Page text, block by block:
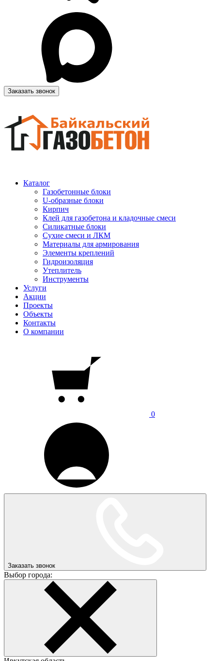
Заказать звонок
Каталог
Газобетонные блоки
U-образные блоки
Кирпич
Клей для газобетона и кладочные смеси
Силикатные блоки
Сухие смеси и ЛКМ
Материалы для армирования
Элементы креплений
Гидроизоляция
Утеплитель
Инструменты
Услуги
Акции
Проекты
Объекты
Контакты
О компании
0
Заказать звонок
Выбор города: